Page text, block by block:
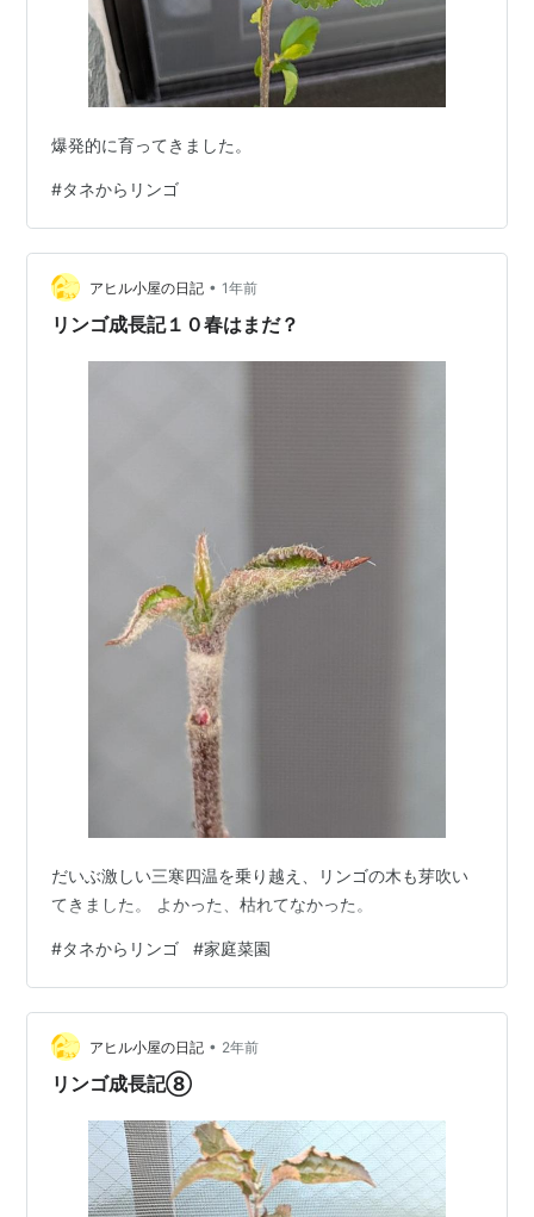
爆発的に育ってきました。
#タネからリンゴ
アヒル小屋の日記 • 1年前
リンゴ成長記１０春はまだ？
だいぶ激しい三寒四温を乗り越え、リンゴの木も芽吹い
てきました。 よかった、枯れてなかった。
#タネからリンゴ #家庭菜園
アヒル小屋の日記 • 2年前
リンゴ成長記⑧